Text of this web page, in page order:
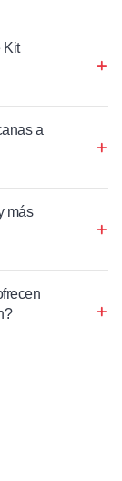
Kit
a
más